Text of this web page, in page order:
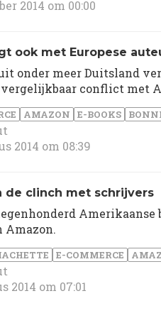
2014 om 00:00
ook met Europese
onder meer Duitsland
conflict met
AMAZON E-BOOKS
2014 om 08:39
de clinch met schrijvers
Amazon.
E-COMMERCE
2014 om 07:01